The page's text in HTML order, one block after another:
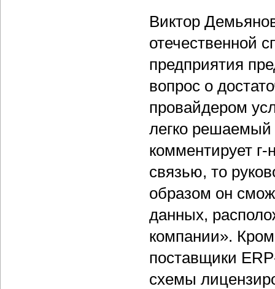
Виктор
отечественной
предприятия
вопрос о
провайдером
легко решаемый
комментирует
связью, то
образом он
данных,
компании».
поставщики
схемы